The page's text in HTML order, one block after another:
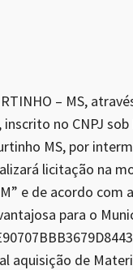
– MS,
no CNPJ sob
MS, por
licitação na
e de acordo
para o
aquisição de